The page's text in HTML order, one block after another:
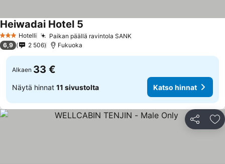
3 Tähtiluokitus
Hotelli Paikan päällä ravintola SANK
Heiwadai Hotel 5
6,9 2 506 Fukuoka
Alkaen 33 €
Näytä hinnat 11 sivustolta Katso hinnat
Jaa